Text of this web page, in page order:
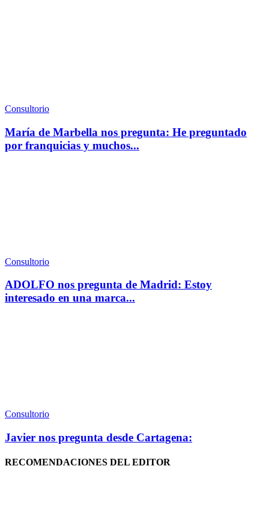
Consultorio
María de Marbella nos pregunta: He preguntado
por franquicias y muchos...
Consultorio
ADOLFO nos pregunta de Madrid: Estoy
interesado en una marca...
Consultorio
Javier nos pregunta desde Cartagena:
RECOMENDACIONES DEL EDITOR